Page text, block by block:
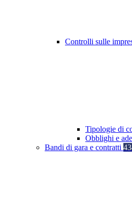
Controlli sulle
Tipologie di
Obblighi e
Bandi di gara e contratti